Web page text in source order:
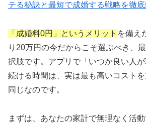
テる秘訣と最短で成婚する戦略を徹底
「成婚料0円」というメリット を備え
り20万円の今だからこそ選ぶべき、
択肢です。アプリで「いつか良い人
続ける時間は、実は最も高いコスト
同じなのです。
まずは、あなたの家計で無理なく活